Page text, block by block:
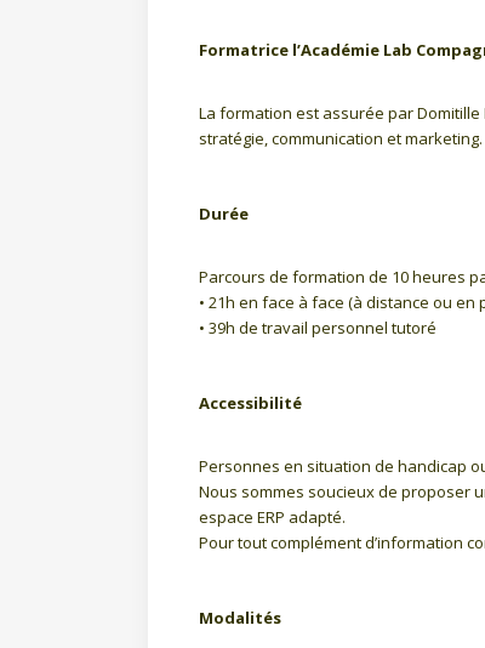
Formatrice l’Académie Lab
La formation est assurée parDomitille
stratégie, communication et marketing.
Durée
Parcours de formation de 10 heures
• 21h en face à face (à distance ou en
• 39h de travail personnel tutoré
Accessibilité
Personnes en situation de handicap
Nous sommes soucieux de proposer
espace ERP adapté.
Pour tout complément d’information
Modalités